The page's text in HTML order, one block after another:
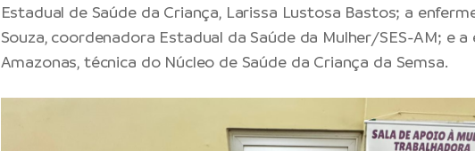
Estadual de Saúde da Criança, Larissa Lustosa Bastos; a
Souza, coordenadora Estadual da Saúde da Mulher/SES-AM; e
Amazonas, técnica do Núcleo de Saúde da Criança da Semsa.